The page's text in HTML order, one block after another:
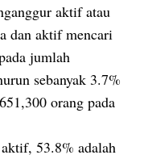
aktif atau
dan aktif mencari
jumlah
sebanyak 3.7%
orang pada
53.8% adalah